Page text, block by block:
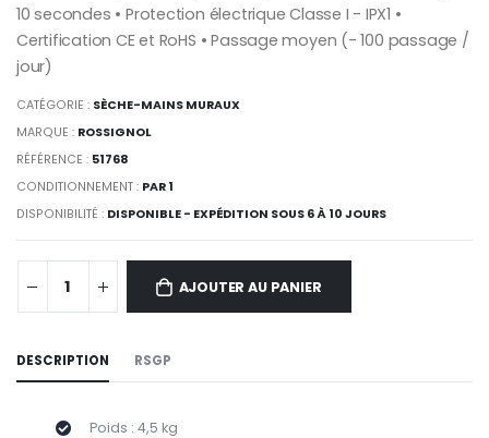
10 secondes • Protection électrique Classe I - IPX1 •
Certification CE et RoHS • Passage moyen (- 100 passage /
jour)
CATÉGORIE : SÈCHE-MAINS MURAUX
MARQUE : ROSSIGNOL
RÉFÉRENCE : 51768
CONDITIONNEMENT : PAR 1
DISPONIBILITÉ : DISPONIBLE - EXPÉDITION SOUS 6 À 10 JOURS
AJOUTER AU PANIER
DESCRIPTION RSGP
Poids : 4,5 kg